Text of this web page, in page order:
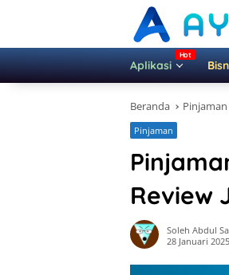
Aplikasi
Beranda Pinjaman
Pinjaman
Review
Soleh Abdul
28 Januari 2025